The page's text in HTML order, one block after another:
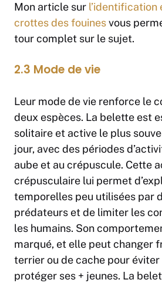
Mon article sur l’identification
crottes des fouinesvous
tour complet sur le sujet.
2.3 Mode de vie
Leur mode de vie renforce le
deux espèces. La belette est
solitaire et active le plus
jour, avec des périodes
aube et au crépuscule. Cette
crépusculaire lui permet
temporelles peu utilisées par
prédateurs et de limiter les
les humains. Son
marqué, et elle peut changer
terrier ou de cache pour
protéger ses + jeunes. La